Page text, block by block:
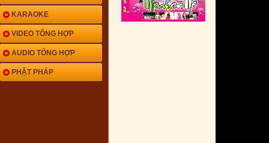
KARAOKE
VIDEO TỔNG HỢP
AUDIO TỔNG HỢP
PHẬT PHÁP